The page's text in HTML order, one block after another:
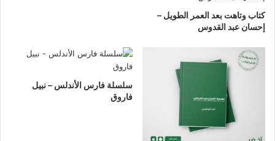
كتاب وتاهت بعد العمر الطويل –
إحسان عبد القدوس
سلسلة فارس الأندلس – نبيل
فاروق